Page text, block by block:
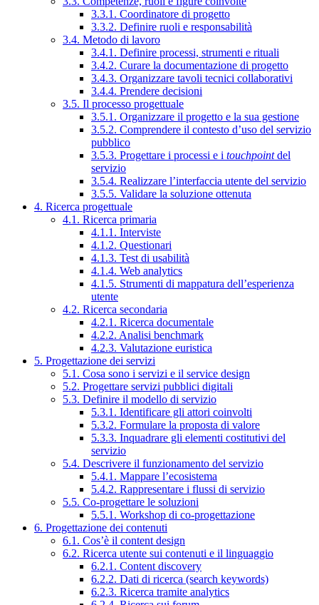
3.3.1. Coordinatore di progetto
3.3.2. Definire ruoli e responsabilità
3.4. Metodo di lavoro
3.4.1. Definire processi, strumenti e rituali
3.4.2. Curare la documentazione di progetto
3.4.3. Organizzare tavoli tecnici collaborativi
3.4.4. Prendere decisioni
3.5. Il processo progettuale
3.5.1. Organizzare il progetto e la sua gestione
3.5.2. Comprendere il contesto d’uso del servizio
pubblico
3.5.3. Progettare i processi e i touchpointdel
servizio
3.5.4. Realizzare l’interfaccia utente del servizio
3.5.5. Validare la soluzione ottenuta
4. Ricerca progettuale
4.1. Ricerca primaria
4.1.1. Interviste
4.1.2. Questionari
4.1.3. Test di usabilità
4.1.4. Web analytics
4.1.5. Strumenti di mappatura dell’esperienza
utente
4.2. Ricerca secondaria
4.2.1. Ricerca documentale
4.2.2. Analisi benchmark
4.2.3. Valutazione euristica
5. Progettazione dei servizi
5.1. Cosa sono i servizi e il service design
5.2. Progettare servizi pubblici digitali
5.3. Definire il modello di servizio
5.3.1. Identificare gli attori coinvolti
5.3.2. Formulare la proposta di valore
5.3.3. Inquadrare gli elementi costitutivi del
servizio
5.4. Descrivere il funzionamento del servizio
5.4.1. Mappare l’ecosistema
5.4.2. Rappresentare i flussi di servizio
5.5. Co-progettare le soluzioni
5.5.1. Workshop di co-progettazione
6. Progettazione dei contenuti
6.1. Cos’è il content design
6.2. Ricerca utente sui contenuti e il linguaggio
6.2.1. Content discovery
6.2.2. Dati di ricerca (search keywords)
6.2.3. Ricerca tramite analytics